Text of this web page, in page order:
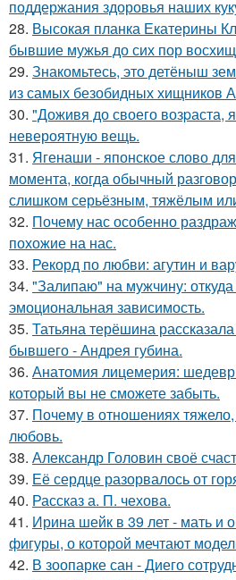
поддержания здоровья наших
28. Высокая планка Екатерины
бывшие мужья до сих пор
29. Знакомьтесь, это детёныш
из самых безобидных хищников
30. "Доживя до своего возpаста,
невероятную вещь.
31. Ягенаши - японское слово
момента, когда обычный
слишком серьёзным, тяжёлым
32. Почему нас особенно
похожие на нас.
33. Рекорд по любви: агутин и
34. "Залипаю" на мужчину: откуда
эмоциональная зависимость.
35. Татьяна терёшина
бывшего - Андрея губина.
36. Анатомия лицемерия: шедевр
который вы не сможете забыть.
37. Почему в отношениях тяжело,
любовь.
38. Александр Головин своё
39. Её сердце разорвалось от
40. Рассказ а. П. чехова.
41. Ирина шейк в 39 лет - мать и
фигуры, о которой мечтают
42. В зоопарке сан - Диего